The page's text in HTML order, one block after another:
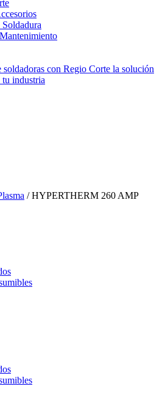
soldadoras con Regio Corte la solución
industria
/ HYPERTHERM 260 AMP